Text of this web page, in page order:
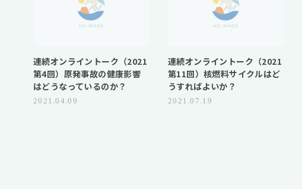
連続オンライントーク（2021
第4回）原発事故の健康影響
はどうなっているのか？
2021.04.09
連続オンライントーク（2021
第11回）核燃料サイクルはど
うすればよいか？
2021.07.19